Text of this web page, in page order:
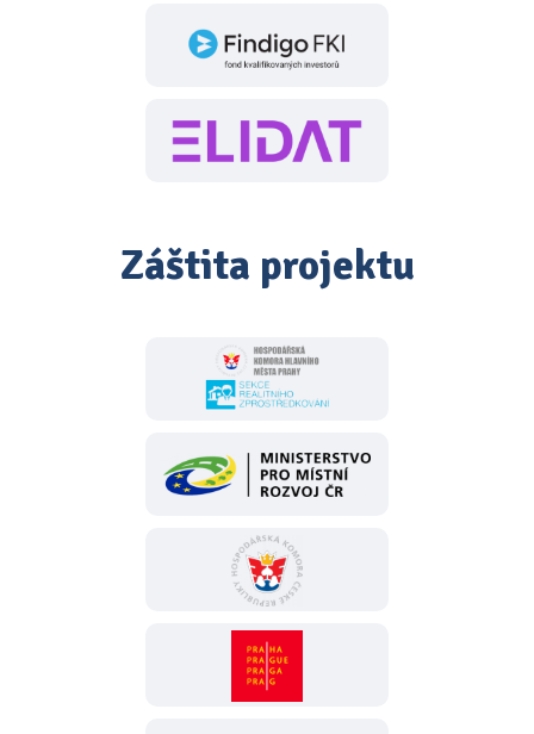
Záštita projektu